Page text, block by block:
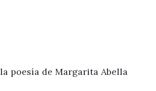
poesía de Margarita Abella